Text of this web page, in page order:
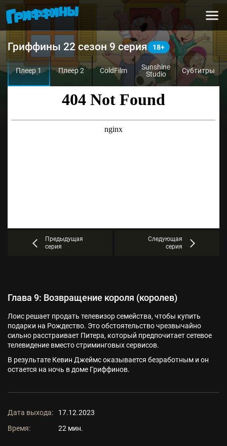
Гриффины 22 сезон 9 серия
Плеер 1 Плеер 2 ColdFilm
Sunshine
Studio
Субтитры
Предыдущая
серия
Следующая
серия
Глава 9: Возвращение короля (королев)
Лоис решает продать телевизор семейства, чтобы купить
подарки на Рождество. Это обстоятельство чрезвычайно
сильно расстраивает Питера, который предпочитает сетевое
телевидение вместо стриминговых сервисов.
В результате Кевин Джеймс оказывается безработным и он
остается на ночь в доме Гриффинов.
Дата выхода:
17.12.2023
Время:
22 мин.